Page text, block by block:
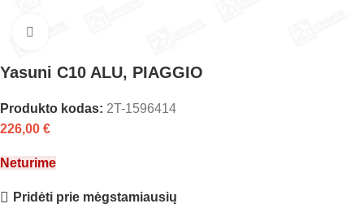
Yasuni C10 ALU, PIAGGIO
Produkto kodas: 2T-1596414
226,00 €
Neturime
Pridėti prie mėgstamiausių